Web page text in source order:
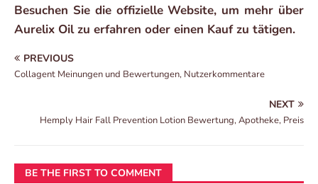
Besuchen Sie die offizielle Website, um mehr über
Aurelix Oil zu erfahren oder einen Kauf zu tätigen.
PREVIOUS
Collagent Meinungen und Bewertungen, Nutzerkommentare
NEXT
Hemply Hair Fall Prevention Lotion Bewertung, Apotheke, Preis
BE THE FIRST TO COMMENT